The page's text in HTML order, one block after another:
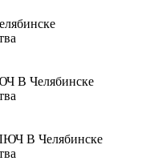
В Челябинске
В Челябинске